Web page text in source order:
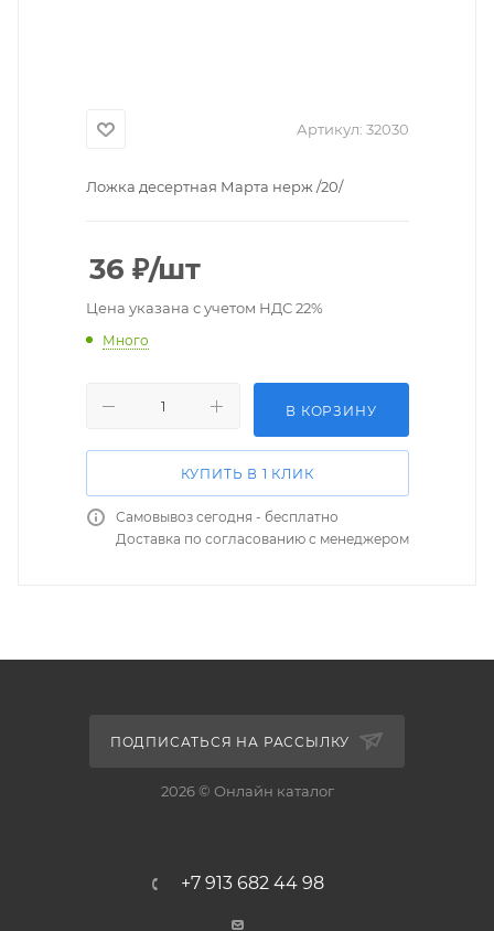
Артикул: 32030
Ложка десертная Марта нерж /20/
36 ₽/шт
Цена указана с учетом НДС 22%
Много
В КОРЗИНУ
КУПИТЬ В 1 КЛИК
Самовывоз сегодня - бесплатно
Доставка по согласованию с менеджером
ПОДПИСАТЬСЯ НА РАССЫЛКУ
2026 © Онлайн каталог
+7 913 682 44 98